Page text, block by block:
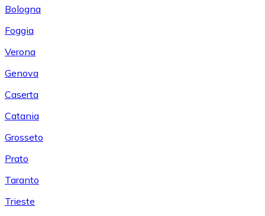
Bologna
Foggia
Verona
Genova
Caserta
Catania
Grosseto
Prato
Taranto
Trieste